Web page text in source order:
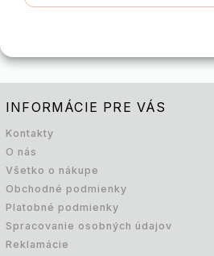
INFORMÁCIE PRE VÁS
Kontakty
O nás
Všetko o nákupe
Obchodné podmienky
Platobné podmienky
Spracovanie osobných údajov
Reklamácie